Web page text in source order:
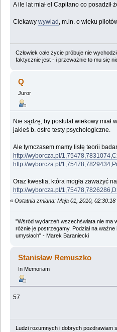
A ile lat miał el Capitano co posadził
Ciekawywywiad , m.in. o wieku
Człowiek całe życie próbuje nie
faktycznie jest - i przeważnie to mu się
Q
Juror
Nie sądzę, by postulat wiekowy miał
jakieś b. ostre testy psychologiczne.
Ale tymczasem mamy listę teorii
http://wyborcza.pl/
http://wyborcza.pl/
Oraz kwestia, która mogła zaważyć
http://wyborcza.pl/
« Ostatnia zmiana: Maja 01, 2010,
"Wśród wydarzeń wszechświata nie ma
różnie je postrzegamy. Podział na
umysłach" - Marek Baraniecki
Stanisław Remuszko
In Memoriam
57
Ludzi rozumnych i dobrych pozdrawiam